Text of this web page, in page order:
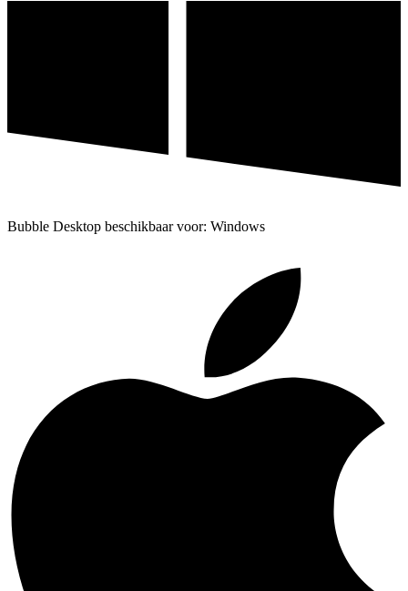
Bubble Desktop beschikbaar voor: Windows